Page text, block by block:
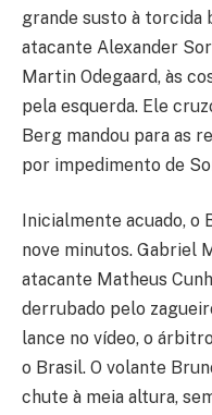
grande susto à torcida
atacante Alexander
Martin Odegaard, às
pela esquerda. Ele
Berg mandou para as
por impedimento de
Inicialmente acuado, o
nove minutos. Gabriel
atacante Matheus
derrubado pelo
lance no vídeo, o
o Brasil. O volante
chute à meia altura,